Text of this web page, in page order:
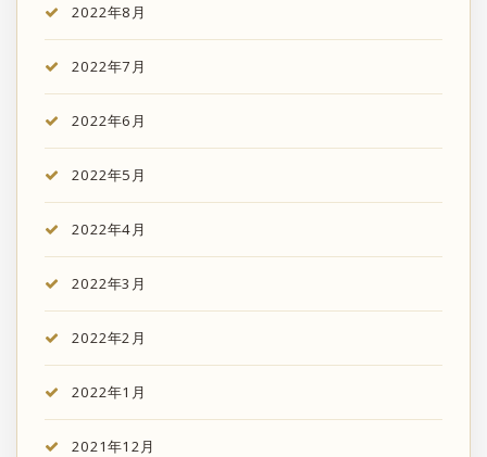
2022年8月
2022年7月
2022年6月
2022年5月
2022年4月
2022年3月
2022年2月
2022年1月
2021年12月